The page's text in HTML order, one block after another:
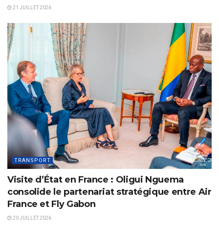
21 JUILLET 2026
TRANSPORT
Visite d’État en France : Oligui Nguema
consolide le partenariat stratégique entre Air
France et Fly Gabon
20 JUILLET 2026